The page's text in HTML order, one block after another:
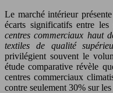
Le marché intérieur
écarts significatifs entre
centres commerciaux haut
textiles de qualité
privilégient souvent le
étude comparative révèle
centres commerciaux
contre seulement 30% sur